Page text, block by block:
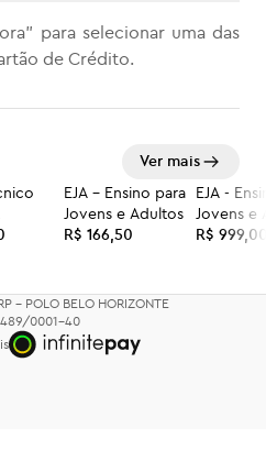
para selecionar uma das
de Crédito.
Ver mais
EJA – Ensino para
Jovens e Adultos
R$ 166,50
EJA -
Jovens e
R$
- POLO BELO HORIZONTE
0001-40